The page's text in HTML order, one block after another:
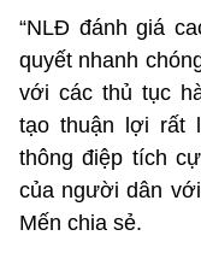
“NLĐ đánh giá
quyết nhanh
với các thủ tục
tạo thuận lợi rất
thông điệp tích
của người dân
Mến chia sẻ.